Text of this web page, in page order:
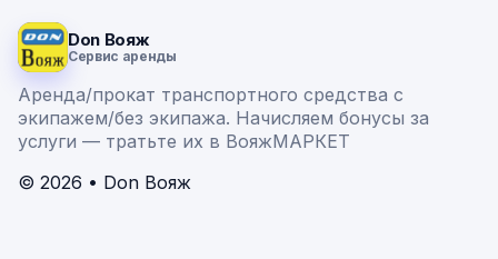
Don Вояж
Сервис аренды
Аренда/прокат транспортного средства с
экипажем/без экипажа. Начисляем бонусы за
услуги — тратьте их в ВояжМАРКЕТ
© 2026 • Don Вояж